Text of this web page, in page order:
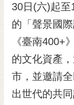
哲
螢
花
泉
桐
花
30日(六)起至
的「聲景國
《臺南400+
的文化資產
市，並邀請
出世代的共同